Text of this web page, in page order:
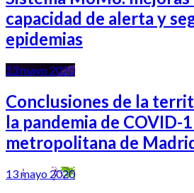
capacidad de alerta y
epidemias
13 mayo 2020
Conclusiones de la
la pandemia de COVID-
metropolitana de
13 mayo 2020